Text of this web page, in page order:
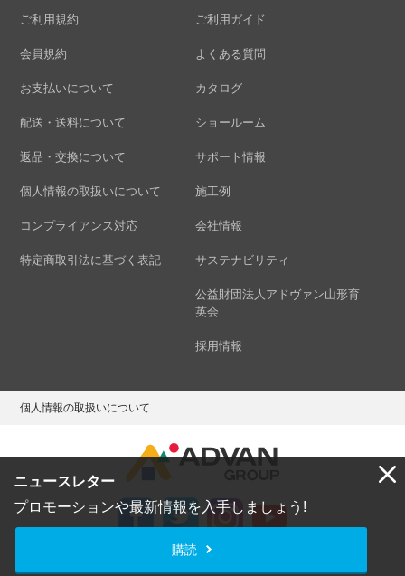
ニュースレター
プロモーションや最新情報を入手しましょう!
購読
ご利用規約
会員規約
お支払いについて
配送・送料について
返品・交換について
個人情報の取扱いについて
コンプライアンス対応
特定商取引法に基づく表記
ご利用ガイド
よくある質問
カタログ
ショールーム
サポート情報
施工例
会社情報
サステナビリティ
公益財団法人アドヴァン山形育
英会
採用情報
個人情報の取扱いについて